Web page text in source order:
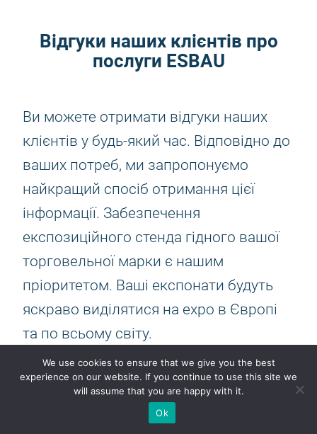
Відгуки наших клієнтів про
послуги ESBAU
Ви можете отримати відгуки наших
клієнтів у будь-який час. Відповідно до
ваших потреб, ми запропонуємо
найкращий спосіб отримання цієї
інформації. Забезпечення
експозиційного стенда гідного вашої
торговельної марки є нашим
пріоритетом. Ваші експонати будуть
яскраво виділятися на expo в Європі
та по всьому світу.
Expo Stand Builder ESBAU
5.0
На основі 117 відгуків
We use cookies to ensure that we give you the best
experience on our website. If you continue to use this site we
will assume that you are happy with it.
Ok